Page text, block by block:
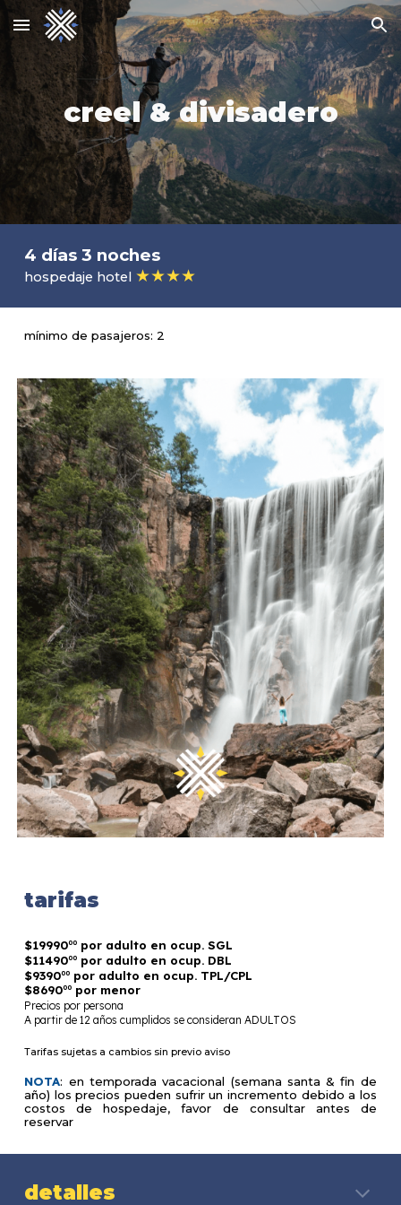
Skip to main content Skip to navigation
creel & divisadero
4 días 3 noches
hospedaje hotel ★★★★
mínimo de pasajeros: 2
tarifas
$1999000 por adulto en ocup. SGL
$1149000 por adulto en ocup. DBL
$939000 por adulto en ocup. TPL/CPL
$869000 por menor
Precios por persona
A partir de 12 años cumplidos se consideran ADULTOS
Tarifas sujetas a cambios sin previo aviso
NOTA: en temporada vacacional (semana santa & fin de
año) los precios pueden sufrir un incremento debido a los
costos de hospedaje, favor de consultar antes de
reservar
detalles